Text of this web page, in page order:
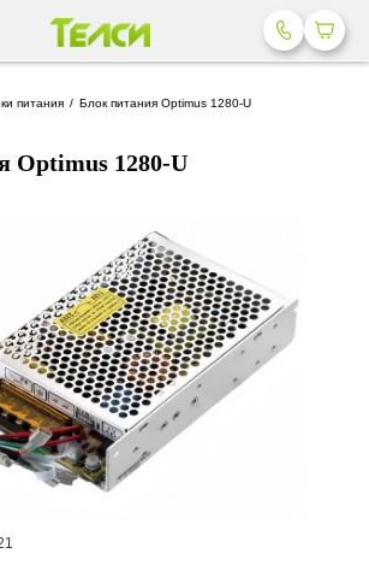
питания Блок питания Optimus 1280-U
Optimus 1280-U